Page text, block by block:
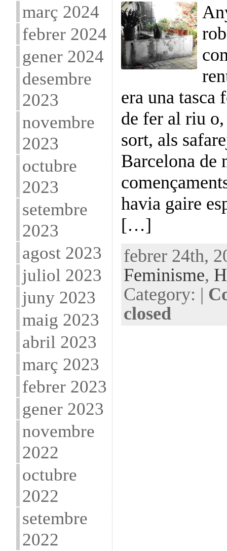
març 2024
febrer 2024
gener 2024
desembre
2023
novembre
2023
octubre
2023
setembre
2023
agost 2023
juliol 2023
juny 2023
maig 2023
abril 2023
març 2023
febrer 2023
gener 2023
novembre
2022
octubre
2022
setembre
2022
era una tasca
de fer al riu
sort, als
Barcelona de
havia gaire
[…]
febrer 24th,
Feminisme,
Category: |
closed